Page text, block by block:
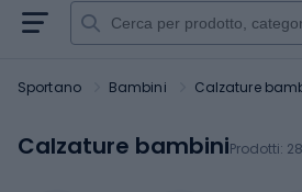
Sportano Bambini Calzature
Calzature bambiniProdotti: